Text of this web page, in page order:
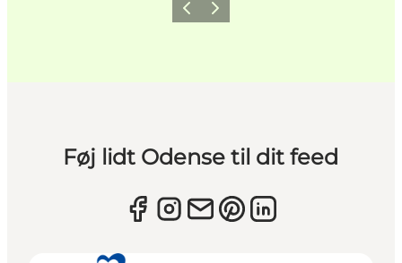
ForrigeNæste
Føj lidt Odense til dit feed